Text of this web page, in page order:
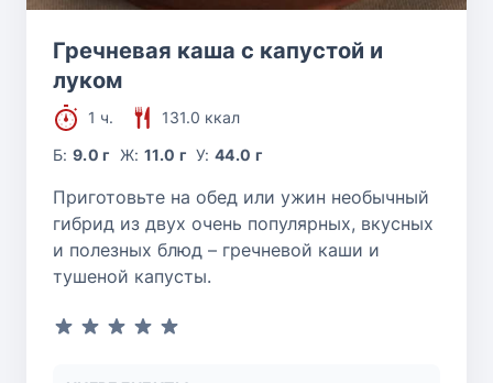
Гречневая каша с капустой и
луком
1 ч.
131.0 ккал
Б:9.0 г Ж: 11.0 г У:44.0 г
Приготовьте на обед или ужин необычный
гибрид из двух очень популярных, вкусных
и полезных блюд – гречневой каши и
тушеной капусты.